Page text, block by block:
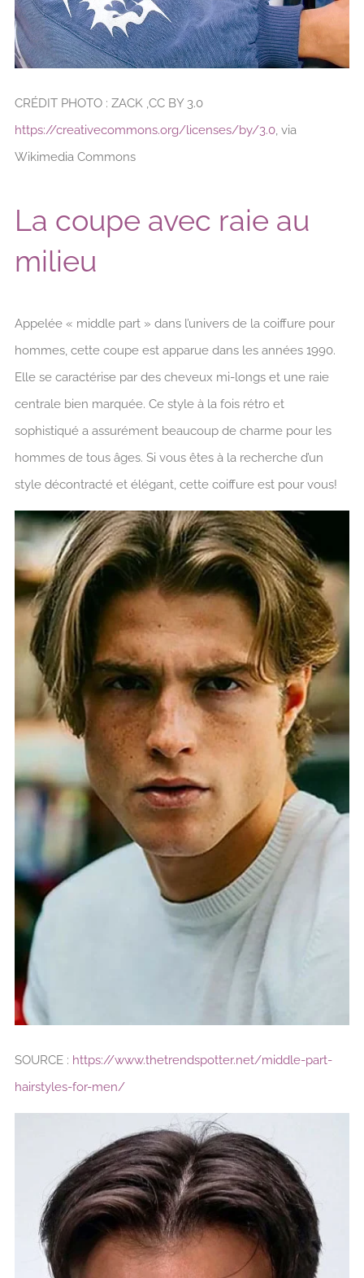
CRÉDIT PHOTO : ZACK ,CC BY 3.0
https://creativecommons.org/licenses/by/3.0 , via
Wikimedia Commons
La coupe avec raie au
milieu
Appelée « middle part » dans l’univers de la coiffure pour
hommes, cette coupe est apparue dans les années 1990.
Elle se caractérise par des cheveux mi-longs et une raie
centrale bien marquée. Ce style à la fois rétro et
sophistiqué a assurément beaucoup de charme pour les
hommes de tous âges. Si vous êtes à la recherche d’un
style décontracté et élégant, cette coiffure est pour vous!
SOURCE : https://www.thetrendspotter.net/middle-part-
hairstyles-for-men/